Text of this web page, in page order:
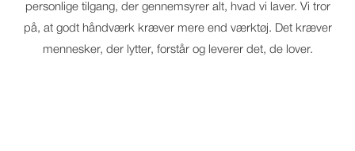
personlige tilgang, der gennemsyrer alt, hvad vi laver. Vi tror
på, at godt håndværk kræver mere end værktøj. Det kræver
mennesker, der lytter, forstår og leverer det, de lover.